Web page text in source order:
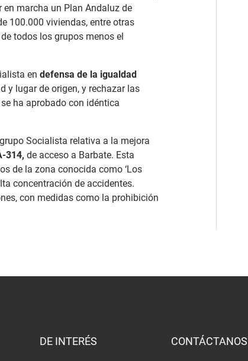
en marcha un Plan Andaluz de
100.000 viviendas, entre otras
todos los grupos menos el
en defensa de la igualdad
y lugar de origen, y rechazar las
ha aprobado con idéntica
Socialista relativa a la mejora
314, de acceso a Barbate. Esta
de la zona conocida como ‘Los
concentración de accidentes.
con medidas como la prohibición
DE INTERÉS CONTÁCTANOS